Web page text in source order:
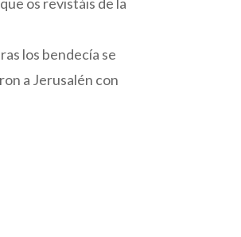
los bendecía se
a Jerusalén con